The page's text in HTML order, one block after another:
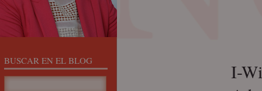
I-
BUSCAR EN EL BLOG